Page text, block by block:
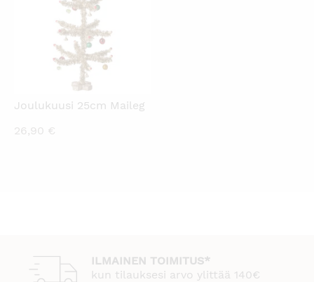
Joulukuusi 25cm Maileg
26,90 €
ILMAINEN TOIMITUS*
kun tilauksesi arvo ylittää 140€